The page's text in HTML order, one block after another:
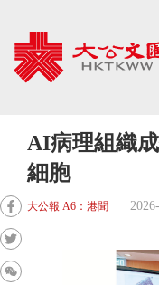
AI病理組織
細胞
大公報 A6：港聞